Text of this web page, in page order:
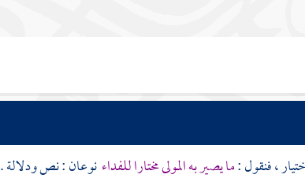
، فنقول :ما يصير به المولى مختارا للفداءنوعان : نص ودلالة .